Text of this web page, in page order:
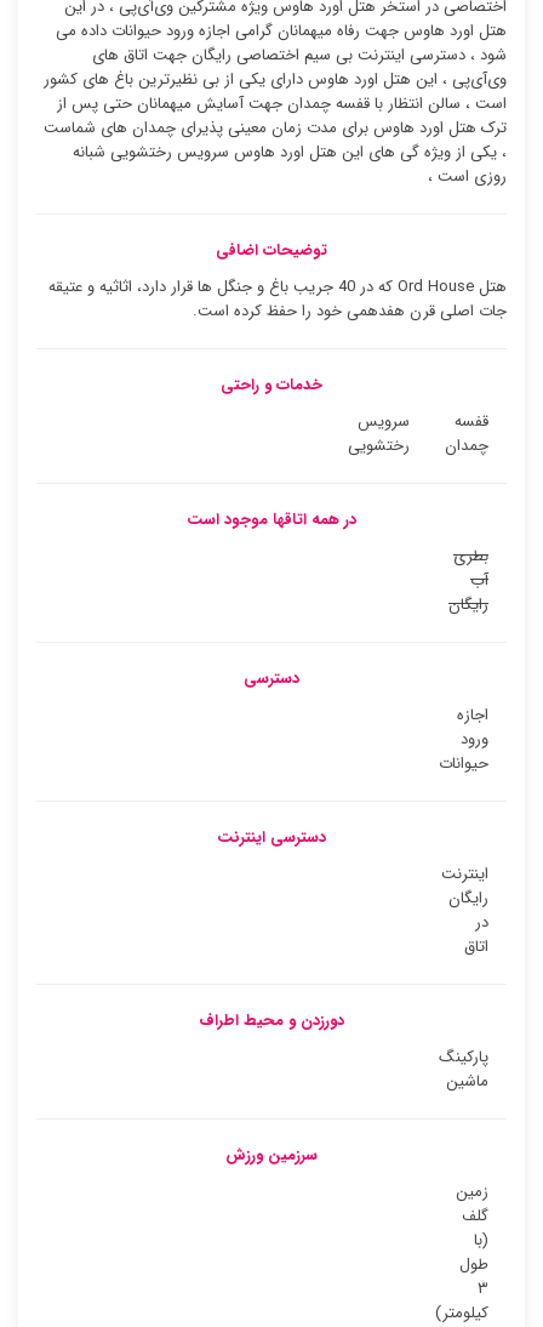
اختصاصی در استخر هتل اورد هاوس ویژه مشترکین وی‌آی‌پی ، در این
هتل اورد هاوس جهت رفاه میهمانان گرامی اجازه ورود حیوانات داده می
شود ، دسترسی اینترنت بی سیم اختصاصی رایگان جهت اتاق های
وی‌آی‌پی ، این هتل اورد هاوس دارای یکی از بی نظیرترین باغ های کشور
است ، سالن انتظار با قفسه چمدان جهت آسایش میهمانان حتی پس از
ترک هتل اورد هاوس برای مدت زمان معینی پذیرای چمدان های شماست
، یکی از ویژه گی های این هتل اورد هاوس سرویس رختشویی شبانه
روزی است ،
توضیحات اضافی
هتل Ord House که در 40 جریب باغ و جنگل ها قرار دارد، اثاثیه و عتیقه
جات اصلی قرن هفدهمی خود را حفظ کرده است.
خدمات و راحتی
قفسه
چمدان
سرویس
رختشویی
در همه اتاقها موجود است
بطری
آب
رایگان
دسترسی
اجازه
ورود
حیوانات
دسترسی اینترنت
اینترنت
رایگان
در
اتاق
دورزدن و محیط اطراف
پارکینگ
ماشین
سرزمین ورزش
زمین
گلف
(با
طول
۳
کیلومتر)